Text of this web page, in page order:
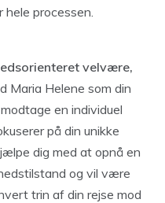
processen.
velvære,
Maria Helene som din
en individuel
på din unikke
dig med at opnå en
og vil være
trin af din rejse mod